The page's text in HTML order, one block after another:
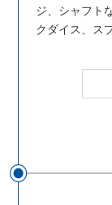
ジ、シャフト
クダイス、ス